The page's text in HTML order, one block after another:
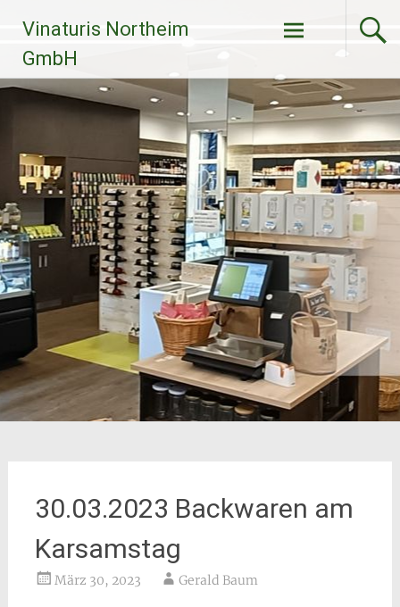
Inhalt
springen
Vinaturis Northeim
GmbH
30.03.2023 Backwaren am
Karsamstag
März 30, 2023 Gerald Baum